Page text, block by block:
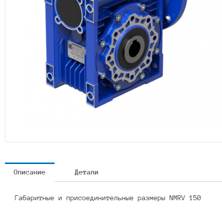
Описание Детали
Габаритные и присоединительные размеры NMRV 150